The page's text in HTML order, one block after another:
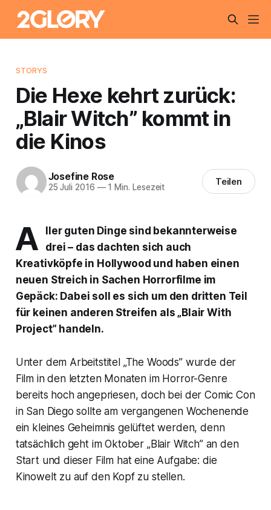
STORYS
Die Hexe kehrt zurück:
„Blair Witch” kommt in
die Kinos
Josefine Rose
25 Juli 2016 —1 Min. Lesezeit Teilen
A
ller guten Dinge sind bekannterweise
drei – das dachten sich auch
Kreativköpfe in Hollywood und haben einen
neuen Streich in Sachen Horrorfilme im
Gepäck: Dabei soll es sich um den dritten Teil
für keinen anderen Streifen als „Blair With
Project” handeln.
Unter dem Arbeitstitel „The Woods” wurde der
Film in den letzten Monaten im Horror-Genre
bereits hoch angepriesen, doch bei der Comic Con
in San Diego sollte am vergangenen Wochenende
ein kleines Geheimnis gelüftet werden, denn
tatsächlich geht im Oktober „Blair Witch” an den
Start und dieser Film hat eine Aufgabe: die
Kinowelt zu auf den Kopf zu stellen.